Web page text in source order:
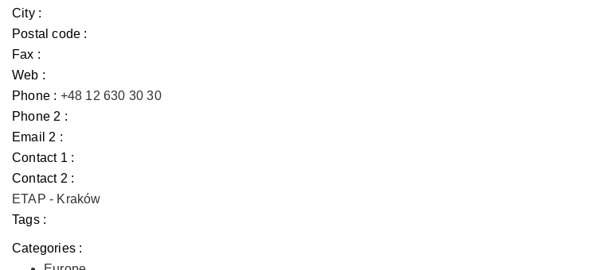
City :
Postal code :
Fax :
Web :
Phone : +48 12 630 30 30
Phone 2 :
Email 2 :
Contact 1 :
Contact 2 :
ETAP - Kraków
Tags :
Categories :